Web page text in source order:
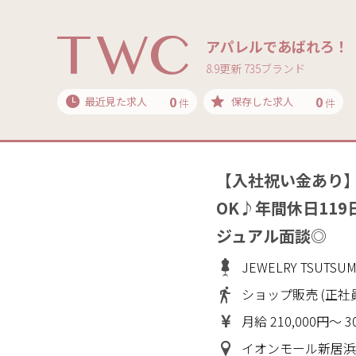
アパレルであばれろ！
8.9更新 735ブランド
最近見た求人 0件 保存した求人 0件
【入社祝い金あ
OK♪年間休日119
ジュアル面談◎
JEWELRY
ショップ販売 (正社
月給 210,000円～
イオンモール新居